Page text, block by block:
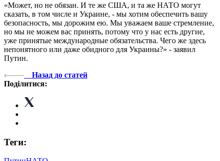
«Может, но не обязан. И те же США, и та же НАТО могут
сказать, в том числе и Украине, - мы хотим обеспечить вашу
безопасность, мы дорожим ею. Мы уважаем ваше стремление,
но мы не можем вас принять, потому что у нас есть другие,
уже принятые международные обязательства. Чего же здесь
непонятного или даже обидного для Украины?» - заявил
Путин.
Назад до статей
Поділитися:
Теги: